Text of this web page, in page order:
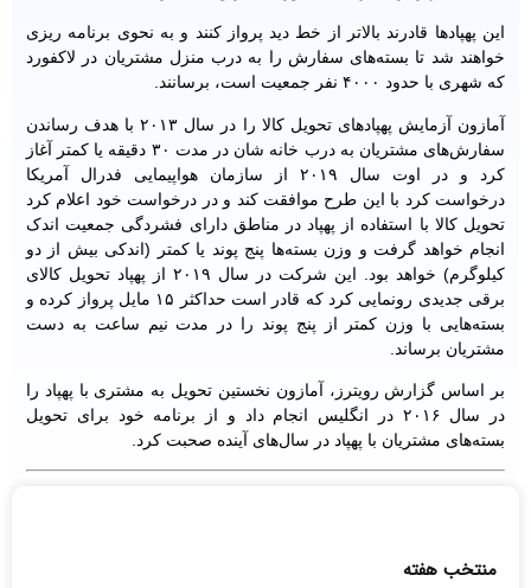
این پهپادها قادرند بالاتر از خط دید پرواز کنند و به نحوی برنامه ریزی
خواهند شد تا بسته‌های سفارش را به درب منزل مشتریان در لاکفورد
که شهری با حدود ۴۰۰۰ نفر جمعیت است، برسانند.
آمازون آزمایش پهپادهای تحویل کالا را در سال ۲۰۱۳ با هدف رساندن
سفارش‌های مشتریان به درب خانه شان در مدت ۳۰ دقیقه یا کمتر آغاز
کرد و در اوت سال ۲۰۱۹ از سازمان هواپیمایی فدرال آمریکا
درخواست کرد با این طرح موافقت کند و در درخواست خود اعلام کرد
تحویل کالا با استفاده از پهپاد در مناطق دارای فشردگی جمعیت اندک
انجام خواهد گرفت و وزن بسته‌ها پنج پوند یا کمتر (اندکی بیش از دو
کیلوگرم) خواهد بود. این شرکت در سال ۲۰۱۹ از پهپاد تحویل کالای
برقی جدیدی رونمایی کرد که قادر است حداکثر ۱۵ مایل پرواز کرده و
بسته‌هایی با وزن کمتر از پنج پوند را در مدت نیم ساعت به دست
مشتریان برساند.
بر اساس گزارش رویترز، آمازون نخستین تحویل به مشتری با پهپاد را
در سال ۲۰۱۶ در انگلیس انجام داد و از برنامه خود برای تحویل
بسته‌های مشتریان با پهپاد در سال‌های آینده صحبت کرد.
منتخب هفته